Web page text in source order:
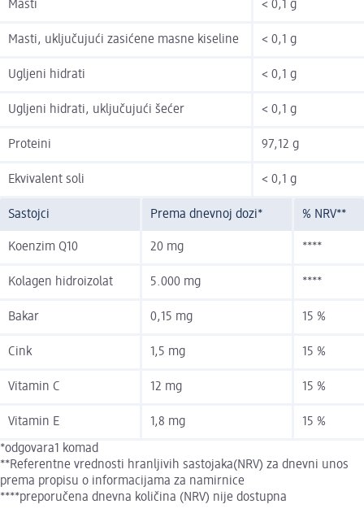
Masti < 0,1 g
Masti, uključujući zasićene masne kiseline < 0,1 g
Ugljeni hidrati < 0,1 g
Ugljeni hidrati, uključujući šećer < 0,1 g
Proteini 97,12 g
Ekvivalent soli < 0,1 g
Sastojci Prema dnevnoj dozi* % NRV**
Koenzim Q10 20 mg ****
Kolagen hidroizolat 5.000 mg ****
Bakar 0,15 mg 15 %
Cink 1,5 mg 15 %
Vitamin C 12 mg 15 %
Vitamin E 1,8 mg 15 %
*odgovara1 komad
**Referentne vrednosti hranljivih sastojaka(NRV) za dnevni unos
prema propisu o informacijama za namirnice
****preporučena dnevna količina (NRV) nije dostupna